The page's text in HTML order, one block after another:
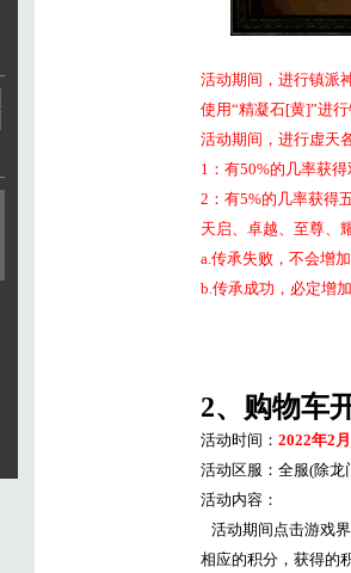
活动期间，进行镇派
使用“精凝石[黄]”进
活动期间，进行虚天
1 ：有50%的几率获得
2 ：有5%的几率获得
天启、卓越、至尊、
a.传承失败，不会增
b.传承成功，必定增加
2、购物车
活动时间： 2022年2月
活动区服：全服(除龙
活动内容：
活动期间点击游戏
相应的积分，获得的